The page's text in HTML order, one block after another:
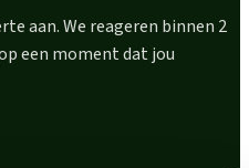
aan. We reageren binnen 2
een moment dat jou